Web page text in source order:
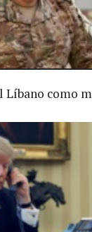
como